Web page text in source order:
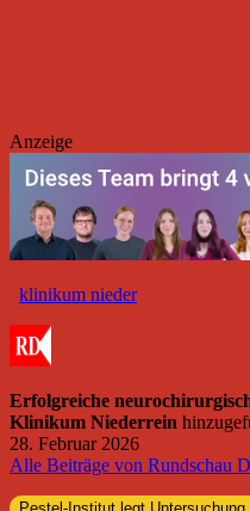
Anzeige
klinikum nieder
Erfolgreiche
Klinikum Niederrein
28. Februar 2026
Alle Beiträge von Rundschau